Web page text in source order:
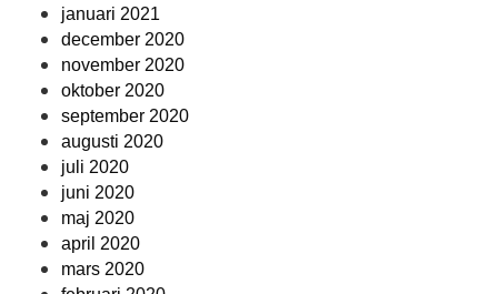
januari 2021
december 2020
november 2020
oktober 2020
september 2020
augusti 2020
juli 2020
juni 2020
maj 2020
april 2020
mars 2020